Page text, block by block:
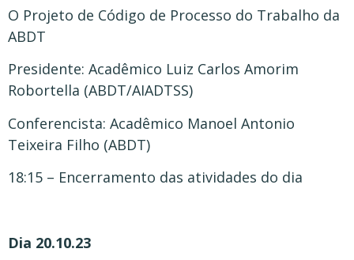
O Projeto de Código de Processo do Trabalho da
ABDT
Presidente: Acadêmico Luiz Carlos Amorim
Robortella (ABDT/AIADTSS)
Conferencista: Acadêmico Manoel Antonio
Teixeira Filho (ABDT)
18:15 – Encerramento das atividades do dia
Dia 20.10.23